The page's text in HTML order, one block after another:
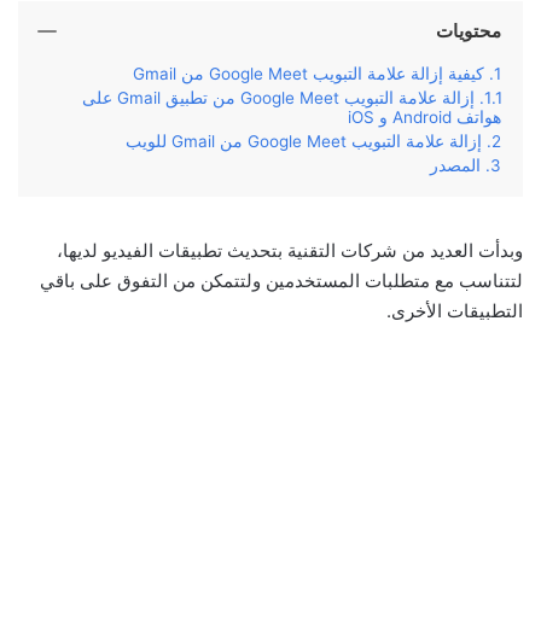
محتويات
كيفية إزالة علامة التبويب Google Meet من Gmail
إزالة علامة التبويب Google Meet من تطبيق Gmail على
هواتف Android و iOS
إزالة علامة التبويب Google Meet من Gmail للويب
المصدر
وبدأت العديد من شركات التقنية بتحديث تطبيقات الفيديو لديها،
لتتناسب مع متطلبات المستخدمين ولتتمكن من التفوق على باقي
التطبيقات الأخرى.